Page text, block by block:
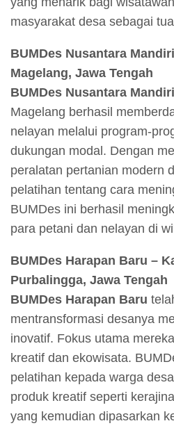
masyarakat desa sebagai
BUMDes Nusantara
Magelang, Jawa Tengah
BUMDes Nusantara Mandiri
Magelang berhasil
nelayan melalui program-
dukungan modal. Dengan
peralatan pertanian modern
pelatihan tentang cara
BUMDes ini berhasil
para petani dan nelayan di
BUMDes Harapan Baru –
Purbalingga, Jawa Tengah
BUMDes Harapan Baru
mentransformasi desanya
inovatif. Fokus utama
kreatif dan ekowisata.
pelatihan kepada warga
produk kreatif seperti
yang kemudian dipasarkan